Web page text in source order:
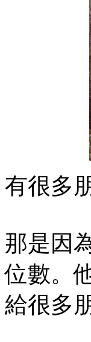
有很多
那是因
位數。
給很多